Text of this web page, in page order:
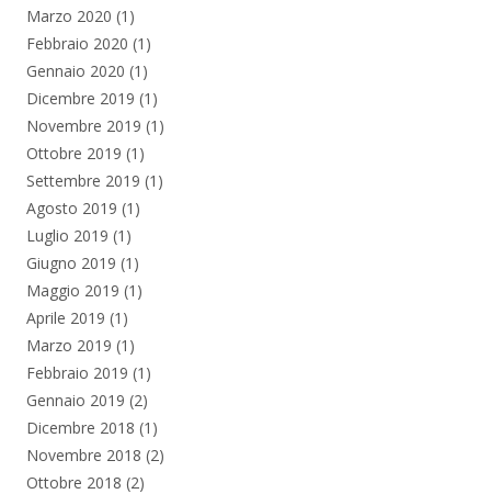
Marzo 2020 (1)
Febbraio 2020 (1)
Gennaio 2020 (1)
Dicembre 2019 (1)
Novembre 2019 (1)
Ottobre 2019 (1)
Settembre 2019 (1)
Agosto 2019 (1)
Luglio 2019 (1)
Giugno 2019 (1)
Maggio 2019 (1)
Aprile 2019 (1)
Marzo 2019 (1)
Febbraio 2019 (1)
Gennaio 2019 (2)
Dicembre 2018 (1)
Novembre 2018 (2)
Ottobre 2018 (2)